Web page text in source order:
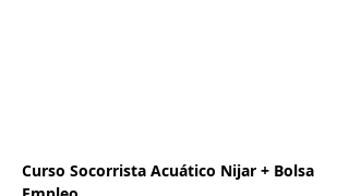
Curso Socorrista Acuático Nijar + Bolsa